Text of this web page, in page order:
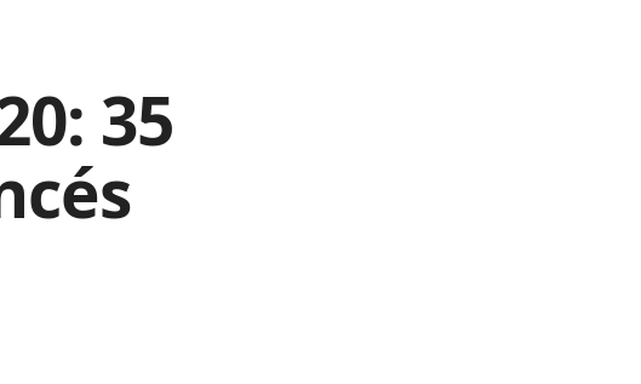
35